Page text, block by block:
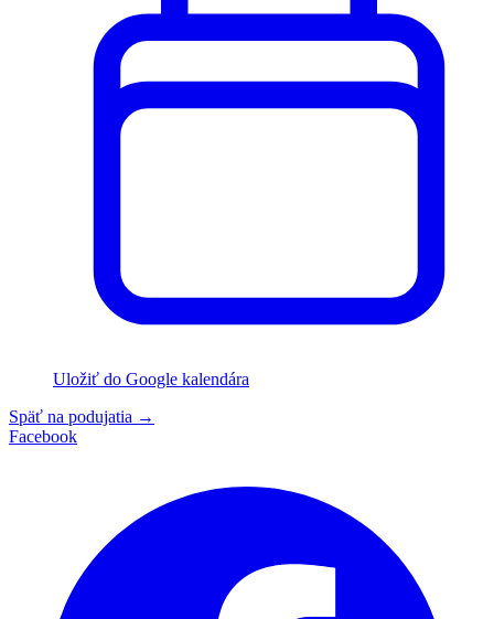
Uložiť do Google kalendára
Späť na podujatia →
Facebook